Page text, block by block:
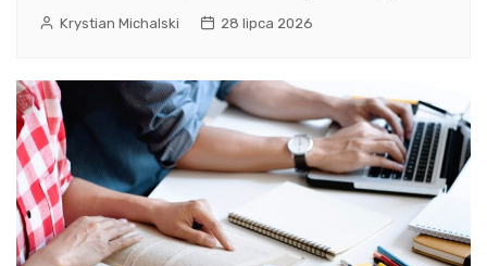
Krystian Michalski 28 lipca 2026